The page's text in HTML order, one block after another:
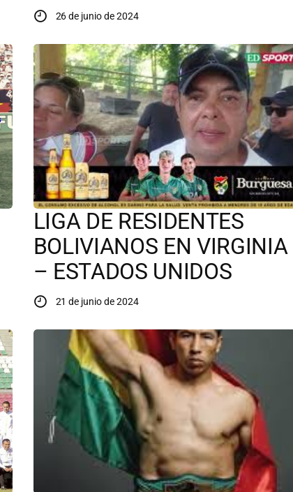
26 de junio de 2024
LIGA DE RESIDENTES
BOLIVIANOS EN VIRGINIA
– ESTADOS UNIDOS
21 de junio de 2024